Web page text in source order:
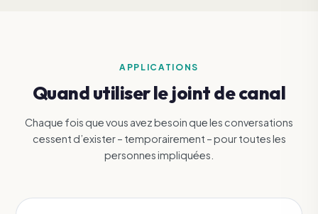
APPLICATIONS
Quand utiliser le joint de canal
Chaque fois que vous avez besoin que les conversations
cessent d’exister – temporairement – ​​pour toutes les
personnes impliquées.